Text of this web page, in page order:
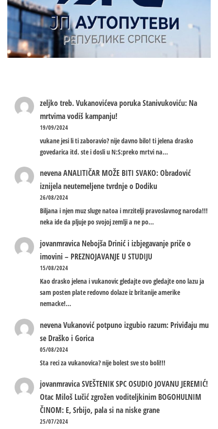
zeljko treb.Vukanovićeva poruka Stanivukoviću: Na
mrtvima vodiš kampanju!
19/09/2024
vukane jesi li ti zaboravio? nije davno bilo! ti jelena drasko
govedarica itd. ste i dosli u N:S:preko mrtvi na…
nevenaANALITIČAR MOŽE BITI SVAKO: Obradović
iznijela neutemeljene tvrdnje o Dodiku
26/08/2024
Biljana i njen muz sluge natoa i mrzitelji pravoslavnog naroda!!!
neka ide da pljuje po svojoj zemlji a ne po…
jovanmravica Nebojša Drinić i izbjegavanje priče o
imovini – PREZNOJAVANJE U STUDIJU
15/08/2024
Kao drasko jelena i vukanovic gledajte ovo gledajte ono lazu ja
sam posten plate redovno dolaze iz britanije amerike
nemacke!…
nevenaVukanović potpuno izgubio razum: Priviđaju mu
se Draško i Gorica
05/08/2024
Sta reci za vukanovica? nije bolest sve sto boli!!!
jovanmravicaSVEŠTENIK SPC OSUDIO JOVANU JEREMIĆ!
Otac Miloš Lučić zgrožen voditeljkinim BOGOHULNIM
ČINOM: E, Srbijo, pala si na niske grane
25/07/2024